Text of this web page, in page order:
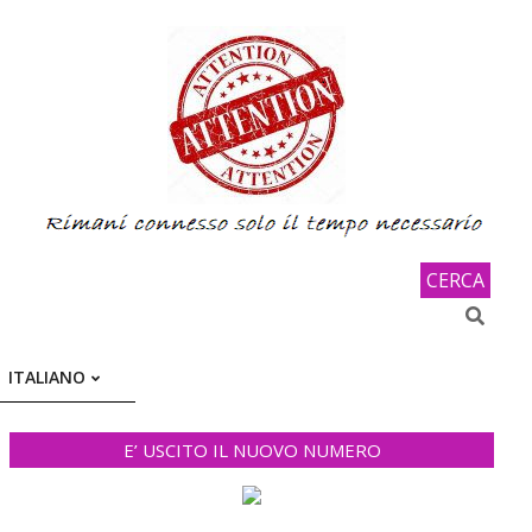
CERCA
Search
ITALIANO
E’ USCITO IL NUOVO NUMERO